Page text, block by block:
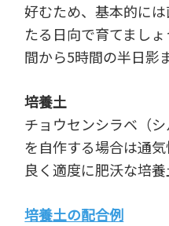
好むため、基本的に
たる日向で育てまし
間から5時間の半日影
培養土
チョウセンシラベ（
を自作する場合は通
良く適度に肥沃な培養
培養土の配合例